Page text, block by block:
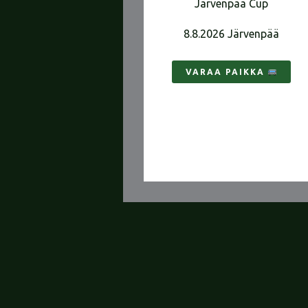
Järvenpää Cup
8.8.2026 Järvenpää
VARAA PAIKKA